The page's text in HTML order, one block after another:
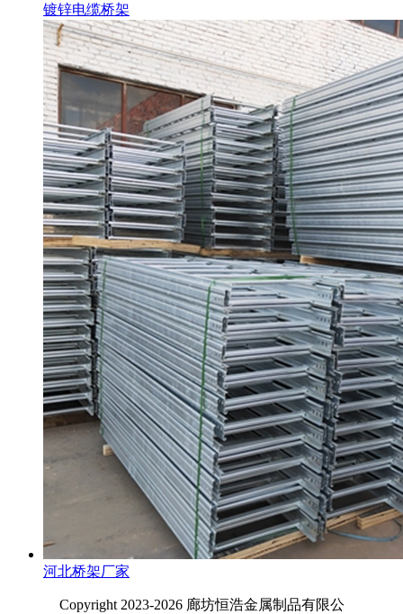
镀锌电缆桥架
河北桥架厂家
Copyright 2023-2026 廊坊恒浩金属制品有限公